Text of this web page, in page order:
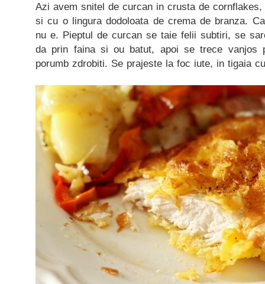
Azi avem snitel de curcan in crusta de
si cu o lingura dodoloata de crema de branza.
nu e. Pieptul de curcan se taie felii subtiri, se
da prin faina si ou batut, apoi se trece vanjos
porumb zdrobiti. Se prajeste la foc iute, in tigaia